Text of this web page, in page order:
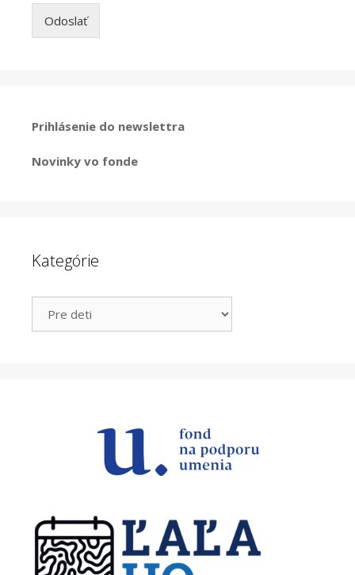
Odoslať
Prihlásenie do newslettra
Novinky vo fonde
Kategórie